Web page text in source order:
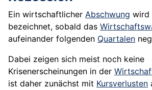
Ein wirtschaftlicher Abschwung wird
bezeichnet, sobald das
aufeinander folgenden Quartalen
Dabei zeigen sich meist noch keine
Krisenerscheinungen in der
ist daher zunächst mit Kursverlusten